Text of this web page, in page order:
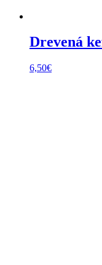
Drevená
6,50€